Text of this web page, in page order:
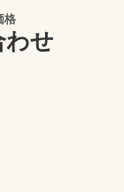
格
わせ